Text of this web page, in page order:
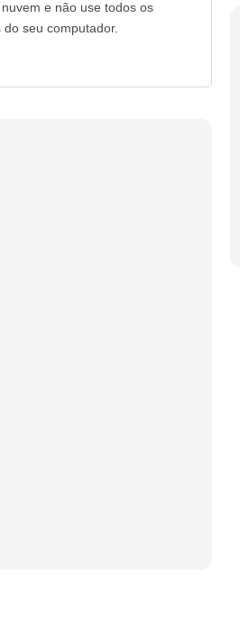
e não use todos os
do seu computador.